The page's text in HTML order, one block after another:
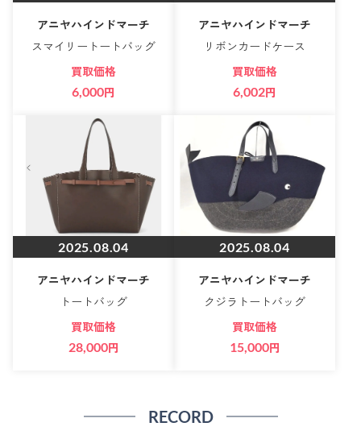
アニヤハインドマーチ
スマイリートートバッグ
買取価格
6,000円
アニヤハインドマーチ
リボンカードケース
買取価格
6,002円
2025.08.04
アニヤハインドマーチ
トートバッグ
買取価格
28,000円
2025.08.04
アニヤハインドマーチ
クジラトートバッグ
買取価格
15,000円
RECORD